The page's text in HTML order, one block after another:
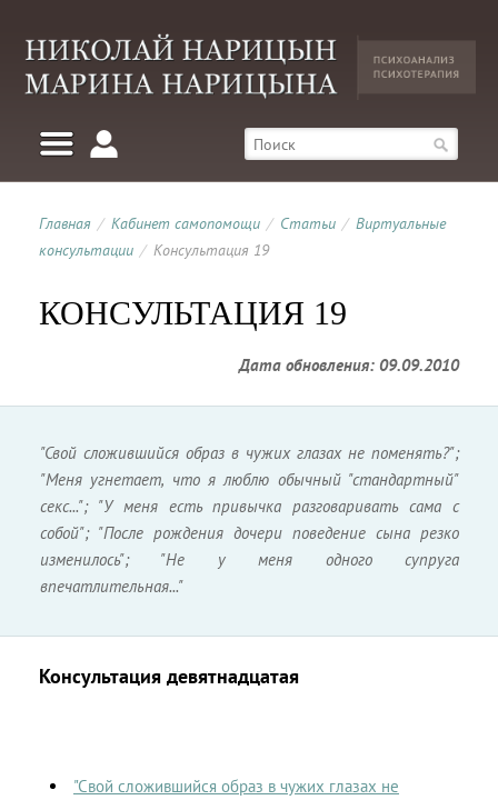
Главная / Кабинет самопомощи / Статьи / Виртуальные
консультации / Консультация 19
КОНСУЛЬТАЦИЯ 19
Дата обновления: 09.09.2010
"Свой сложившийся образ в чужих глазах не поменять?";
"Меня угнетает, что я люблю обычный "стандартный"
секс..."; "У меня есть привычка разговаривать сама с
собой"; "После рождения дочери поведение сына резко
изменилось"; "Не у меня одного супруга
впечатлительная..."
Консультация девятнадцатая
"Свой сложившийся образ в чужих глазах не